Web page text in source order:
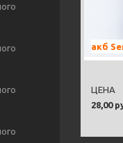
акб
28,00
ЦЕНА